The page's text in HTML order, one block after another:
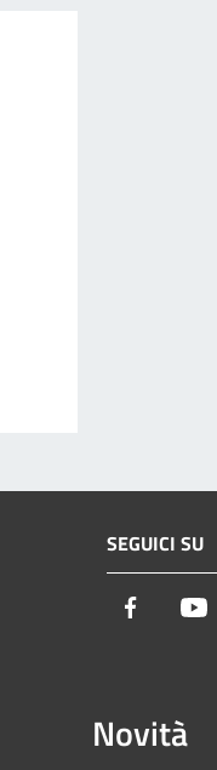
SEGUICI SU
Facebook
Novità